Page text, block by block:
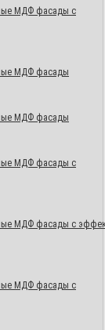
МДФ фасады с
МДФ фасады
МДФ фасады
МДФ фасады с
МДФ фасады с
МДФ фасады с